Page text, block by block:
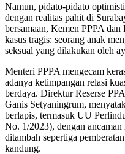
Namun, pidato-pidato
dengan realitas pahit di
bersamaan, Kemen PPPA
kasus tragis: seorang anak
seksual yang dilakukan oleh
Menteri PPPA mengecam
adanya ketimpangan relasi
berdaya. Direktur Reserse
Ganis Setyaningrum,
berlapis, termasuk UU
No. 1/2023), dengan
ditambah sepertiga
kandung.